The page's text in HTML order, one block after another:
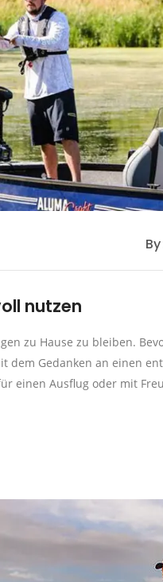
nutzen
zu Hause zu bleiben.
dem Gedanken an einen
einen Ausflug oder mit